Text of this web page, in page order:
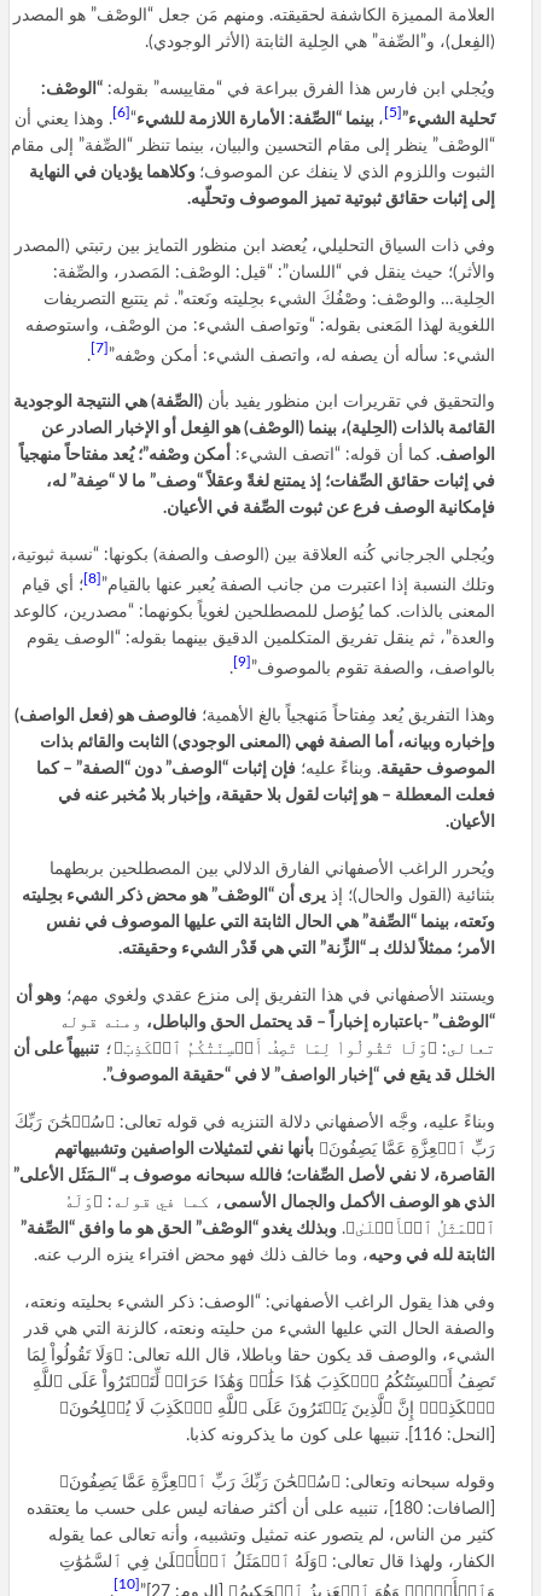
العلامة المميزة الكاشفة لحقيقته. ومنهم مَن جعل “الوصْف” هو المصدر
(الفِعل)، و”الصِّفة” هي الحِلية الثابتة (الأثر الوجودي).
ويُجلي ابن فارس هذا الفرق ببراعة في “مقاييسه” بقوله: “الوصْف:
تَحلية الشيء”
، بينما “الصِّفة: الأمارة اللازمة للشيء“
. وهذا يعني أن
“الوصْف” ينظر إلى مقام التحسين والبيان، بينما تنظر “الصِّفة” إلى مقام
الثبوت واللزوم الذي لا ينفك عن الموصوف؛ وكلاهما يؤديان في النهاية
إلى إثبات حقائق ثبوتية تميز الموصوف وتحلّيه.
وفي ذات السياق التحليلي، يُعضد ابن منظور التمايز بين رتبتي (المصدر
والأثر)؛ حيث ينقل في “اللسان”: “قيل: الوصْف: المَصدر، والصِّفة:
الحِلية… والوصْف: وصْفُكَ الشيء بحِليته ونَعته”. ثم يتتبع التصريفات
اللغوية لهذا المَعنى بقوله: “وتواصف الشيء: من الوصْف، واستوصفه
الشيء: سأله أن يصفه له، واتصف الشيء: أمكن وصْفه”
.
والتحقيق في تقريرات ابن منظور يفيد بأن (الصِّفة) هي النتيجة الوجودية
القائمة بالذات (الحِلية)، بينما (الوصْف) هو الفِعل أو الإخبار الصادر عن
الواصف. كما أن قوله: “اتصف الشيء:
أمكن وصْفه”؛ يُعد مفتاحاً منهجياً
في إثبات حقائق الصِّفات؛ إذ يمتنع لغةً وعقلاً “وصف” ما لا “صِفة” له،
فإمكانية الوصف فرع عن ثبوت الصِّفة في الأعيان.
ويُجلي الجرجاني كُنه العلاقة بين (الوصف والصفة) بكونها: “نسبة ثبوتية،
وتلك النسبة إذا اعتبرت من جانب الصفة يُعبر عنها بالقيام”
؛ أي قيام
المعنى بالذات. كما يُؤصل للمصطلحين لغوياً بكونهما: “مصدرين، كالوعد
والعدة”، ثم ينقل تفريق المتكلمين الدقيق بينهما بقوله: “الوصف يقوم
بالواصف، والصفة تقوم بالموصوف”
.
وهذا التفريق يُعد مِفتاحاً مَنهجياً بالغ الأهمية؛ فالوصف هو (فعل الواصف)
وإخباره وبيانه، أما الصفة فهي (المعنى الوجودي) الثابت والقائم بذات
الموصوف حقيقة. وبناءً عليه؛ فإن إثبات “الوصف” دون “الصفة” – كما
فعلت المعطلة – هو إثبات لقول بلا حقيقة، وإخبار بلا مُخبر عنه في
الأعيان.
ويُحرر الراغب الأصفهاني الفارق الدلالي بين المصطلحين بربطهما
بثنائية (القول والحال)؛ إذ يرى أن “الوصْف” هو محض ذكر الشيء بحِليته
ونَعته، بينما “الصِّفة” هي الحال الثابتة التي عليها الموصوف في نفس
الأمر؛ ممثلاً لذلك بـ “الزِّنة” التي هي قَدْر الشيء وحقيقته.
ويستند الأصفهاني في هذا التفريق إلى منزع عقدي ولغوي مهم؛ وهو أن
“الوصْف” -باعتباره إخباراً – قد يحتمل الحق والباطل، ومنه قوله
تعالى: ﴿وَلَا تَقُولُواْ لِمَا تَصِفُ أَلۡسِنَتُكُمُ ٱلۡكَذِبَ﴾؛ تنبيهاً على أن
الخلل قد يقع في “إخبار الواصف” لا في “حقيقة الموصوف”.
وبناءً عليه، وجَّه الأصفهاني دلالة التنزيه في قوله تعالى: ﴿سُبۡحَٰنَ رَبِّكَ
رَبِّ ٱلۡعِزَّةِ عَمَّا يَصِفُونَ﴾ بأنها نفي لتمثيلات الواصفين وتشبيهاتهم
القاصرة، لا نفي لأصل الصِّفات؛ فالله سبحانه موصوف بـ “الـمَثَل الأعلى”
الذي هو الوصف الأكمل والجمال الأسمى ، كما في قوله: ﴿وَلَهُ
ٱلۡمَثَلُ ٱلۡأَعۡلَىٰ﴾. وبذلك يغدو “الوصْف” الحق هو ما وافق “الصِّفة”
الثابتة لله في وحيه، وما خالف ذلك فهو محض افتراء ينزه الرب عنه.
وفي هذا يقول الراغب الأصفهاني: “الوصف: ذكر الشيء بحليته ونعته،
والصفة الحال التي عليها الشيء من حليته ونعته، كالزنة التي هي قدر
الشيء، والوصف قد يكون حقا وباطلا، قال الله تعالى: ﴿وَلَا تَقُولُواْ لِمَا
تَصِفُ أَلۡسِنَتُكُمُ ٱلۡكَذِبَ هَٰذَا حَلَٰلٞ وَهَٰذَا حَرَامٞ لِّتَفۡتَرُواْ عَلَى ٱللَّهِ
ٱلۡكَذِبَۚ إِنَّ ٱلَّذِينَ يَفۡتَرُونَ عَلَى ٱللَّهِ ٱلۡكَذِبَ لَا يُفۡلِحُونَ﴾
[النحل: 116]. تنبيها على كون ما يذكرونه كذبا.
وقوله سبحانه وتعالى: ﴿سُبۡحَٰنَ رَبِّكَ رَبِّ ٱلۡعِزَّةِ عَمَّا يَصِفُونَ﴾
[الصافات: 180]، تنبيه على أن أكثر صفاته ليس على حسب ما يعتقده
كثير من الناس، لم يتصور عنه تمثيل وتشبيه، وأنه تعالى عما يقوله
الكفار، ولهذا قال تعالى: ﴿وَلَهُ ٱلۡمَثَلُ ٱلۡأَعۡلَىٰ فِي ٱلسَّمَٰوَٰتِ
وَٱلۡأَرۡضِۚ وَهُوَ ٱلۡعَزِيزُ ٱلۡحَكِيمُ﴾ [الروم: 27]”
.